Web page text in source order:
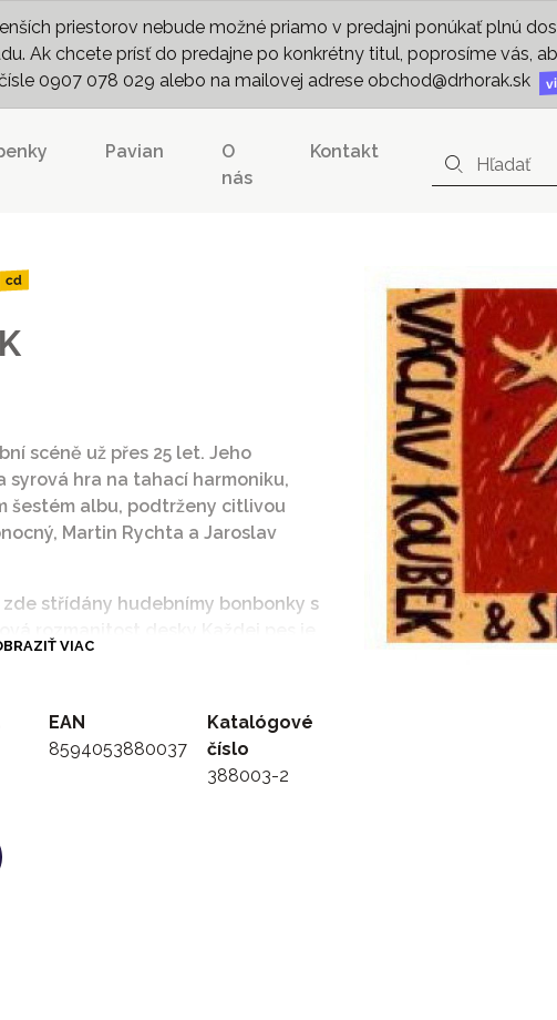
priestorov nebude možné priamo v predajni ponúkať plnú
Ak chcete prísť do predajne po konkrétny titul, poprosíme vás,
0907 078 029 alebo na mailovej adrese obchod@drhorak.sk
Pavian
O
nás
Kontakt
cd
scéně už přes 25 let. Jeho
hra na tahací harmoniku,
šestém albu, podtrženy citlivou
Martin Rychta a Jaroslav
střídány hudebnímy bonbonky s
hosty, jako skupina Traband, Filip
VIAC
EAN
8594053880037
Katalógové
číslo
388003-2